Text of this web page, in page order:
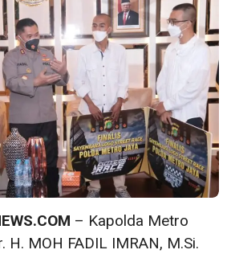
– Kapolda Metro
H. MOH FADIL IMRAN, M.Si.